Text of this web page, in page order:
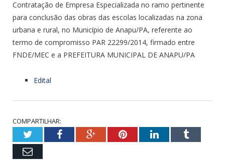
Contratação de Empresa Especializada no ramo pertinente
para conclusão das obras das escolas localizadas na zona
urbana e rural, no Município de Anapu/PA, referente ao
termo de compromisso PAR 22299/2014, firmado entre
FNDE/MEC e a PREFEITURA MUNICIPAL DE ANAPU/PA
Edital
COMPARTILHAR:
TwitterFacebookGoogle+PinterestLinkedInTumblr
Email